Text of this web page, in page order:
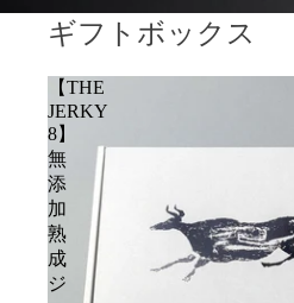
ギフトボックス
【THE
JERKY
8】
無
添
加
熟
成
ジ